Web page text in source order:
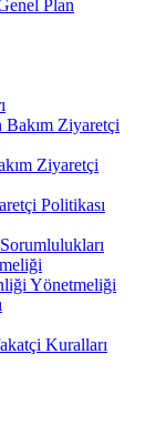
Plan
Ziyaretçi
Ziyaretçi
Politikası
Yönetmeliği
Kuralları